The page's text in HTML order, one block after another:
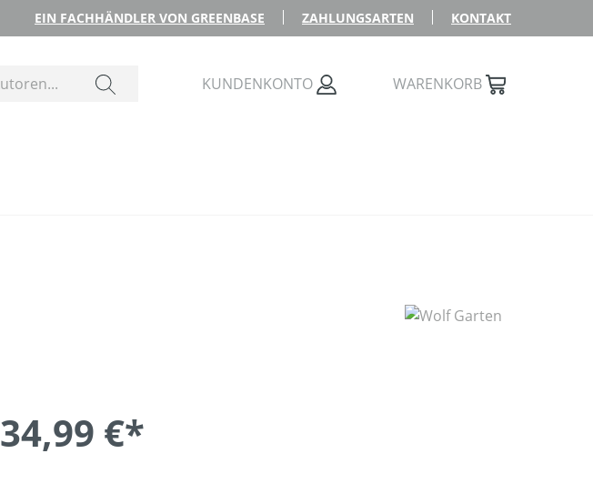
EIN FACHHÄNDLER VON GREENBASE ZAHLUNGSARTEN KONTAKT
KUNDENKONTO WARENKORB
34,99 €*